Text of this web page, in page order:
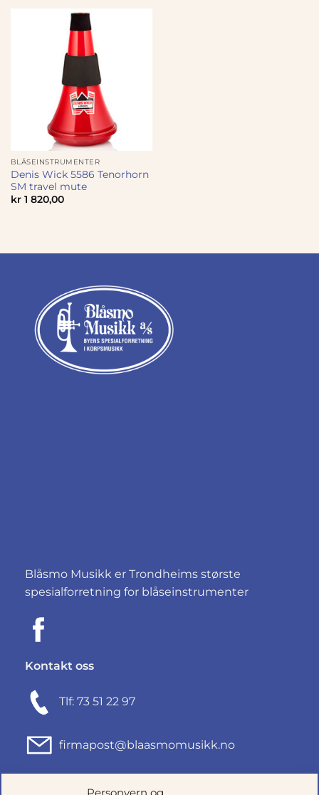
BLÅSEINSTRUMENTER
Denis Wick 5586 Tenorhorn
SM travel mute
kr1 820,00
Blåsmo Musikk er Trondheims største
spesialforretning for blåseinstrumenter
Kontakt oss
Tlf: 73 51 22 97
firmapost@blaasmomusikk.no
Fjordgata 46, 7010 TRONDHEIM